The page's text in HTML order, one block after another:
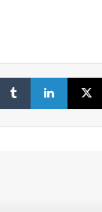
ایکس لینکداین